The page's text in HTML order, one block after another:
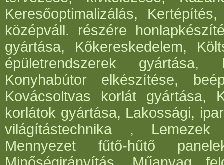
Keresőoptimalizálás,
középváll. részére
gyártása, Kőkereskedelem,
épületrendszerek gyártása,
Konyhabútor elkészítése,
Kovácsoltvas korlát gyártása,
korlátok gyártása, Lakossági,
világítástechnika , Lemezek
Mennyezet fűtő-hűtő